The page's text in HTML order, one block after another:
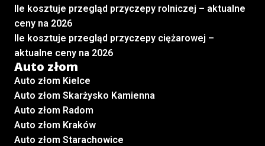
Ile kosztuje przegląd przyczepy rolniczej – aktualne
ceny na 2026
Ile kosztuje przegląd przyczepy ciężarowej –
aktualne ceny na 2026
Auto złom
Auto złom Kielce
Auto złom Skarżysko Kamienna
Auto złom Radom
Auto złom Kraków
Auto złom Starachowice